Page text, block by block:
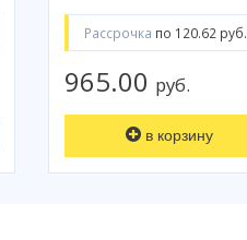
Рассрочка по 120.62 руб.
965.00 руб.
в корзину